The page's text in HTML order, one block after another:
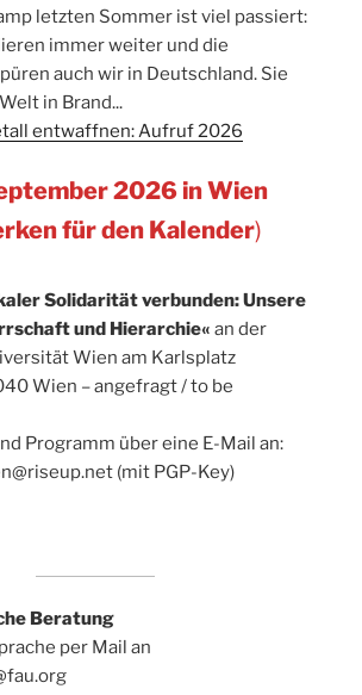
letzten Sommer ist viel passiert:
immer weiter und die
auch wir in Deutschland. Sie
in Brand...
entwaffnen: Aufruf 2026
2026 in Wien
für den Kalender)
Solidarität verbunden: Unsere
und Hierarchie« an der
Wien am Karlsplatz
Wien – angefragt / to be
Programm über eine E-Mail an:
(mit PGP-Key)
Beratung
per Mail an